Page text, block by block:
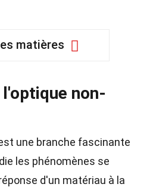
matières
non-
une branche fascinante
les phénomènes se
d'un matériau à la